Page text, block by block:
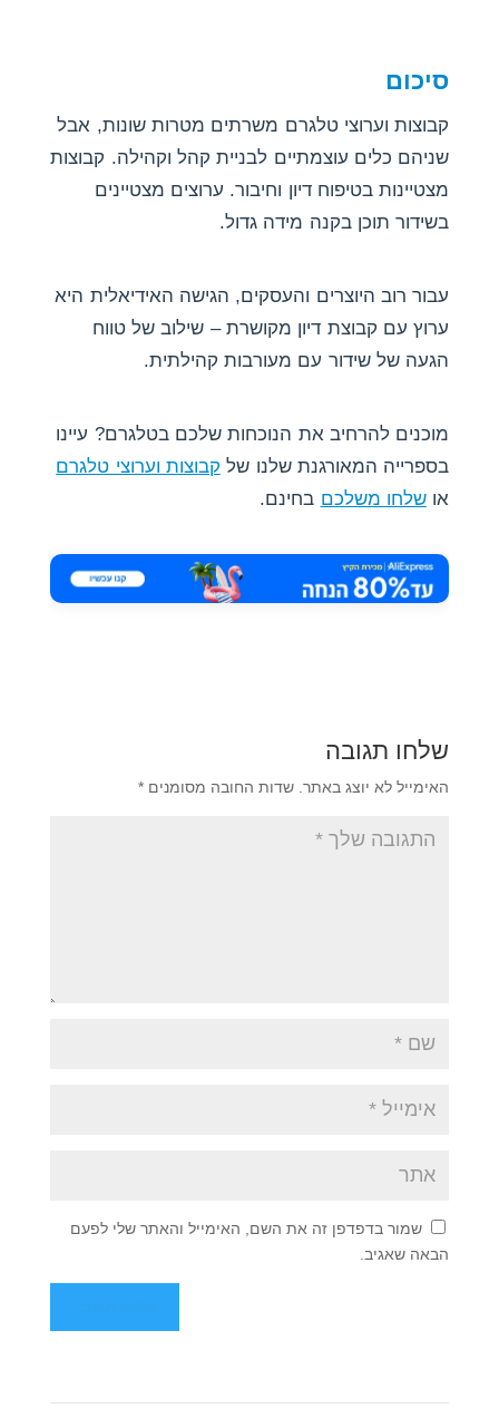
סיכום
קבוצות וערוצי טלגרם משרתים מטרות שונות, אבל
שניהם כלים עוצמתיים לבניית קהל וקהילה. קבוצות
מצטיינות בטיפוח דיון וחיבור. ערוצים מצטיינים
בשידור תוכן בקנה מידה גדול.
עבור רוב היוצרים והעסקים, הגישה האידיאלית היא
ערוץ עם קבוצת דיון מקושרת – שילוב של טווח
הגעה של שידור עם מעורבות קהילתית.
מוכנים להרחיב את הנוכחות שלכם בטלגרם? עיינו
בספרייה המאורגנת שלנו של קבוצות וערוצי טלגרם
אושלחו משלכם בחינם.
שלחו תגובה
האימייל לא יוצג באתר. שדות החובה מסומנים *
שמור בדפדפן זה את השם, האימייל והאתר שלי לפעם
הבאה שאגיב.